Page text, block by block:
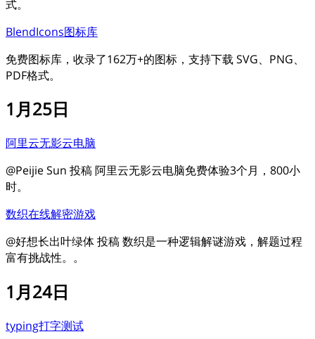
式。
BlendIcons图标库
免费图标库，收录了162万+的图标，支持下载 SVG、PNG、
PDF格式。
1月25日
阿里云无影云电脑
@Peijie Sun 投稿 阿里云无影云电脑免费体验3个月，800小
时。
数织在线解密游戏
@好想长出叶绿体 投稿 数织是一种逻辑解谜游戏，解题过程
富有挑战性。。
1月24日
typing打字测试